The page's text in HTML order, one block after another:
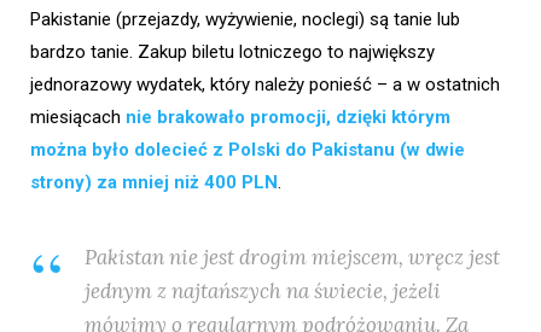
Pakistanie (przejazdy, wyżywienie, noclegi) są tanie lub
bardzo tanie. Zakup biletu lotniczego to największy
jednorazowy wydatek, który należy ponieść – a w ostatnich
miesiącach nie brakowało promocji, dzięki którym
można było dolecieć z Polski do Pakistanu (w dwie
strony) za mniej niż 400 PLN.
Pakistan nie jest drogim miejscem, wręcz jest
jednym z najtańszych na świecie, jeżeli
mówimy o regularnym podróżowaniu. Za